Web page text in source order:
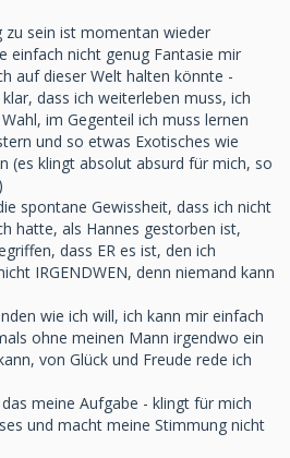
zu sein ist momentan wieder
einfach nicht genug Fantasie mir
auf dieser Welt halten könnte -
dass ich weiterleben muss, ich
im Gegenteil ich muss lernen
und so etwas Exotisches wie
(es klingt absolut absurd für mich, so
spontane Gewissheit, dass ich nicht
hatte, als Hannes gestorben ist,
dass ER es ist, den ich
IRGENDWEN, denn niemand kann
wie ich will, ich kann mir einfach
ohne meinen Mann irgendwo ein
von Glück und Freude rede ich
meine Aufgabe - klingt für mich
und macht meine Stimmung nicht